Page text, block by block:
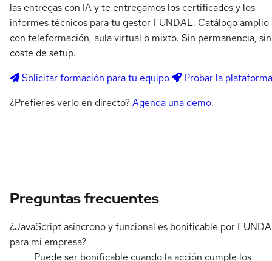
las entregas con IA y te entregamos los certificados y los
informes técnicos para tu gestor FUNDAE. Catálogo amplio
con teleformación, aula virtual o mixto. Sin permanencia, sin
coste de setup.
Solicitar formación para tu equipo
Probar la plataforma
¿Prefieres verlo en directo?Agenda una demo.
Preguntas frecuentes
¿JavaScript asíncrono y funcional es bonificable por
para mi empresa?
Puede ser bonificable cuando la acción cumple los